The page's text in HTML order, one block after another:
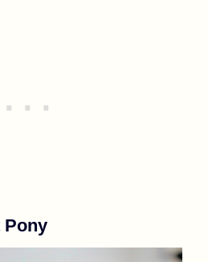
Pony